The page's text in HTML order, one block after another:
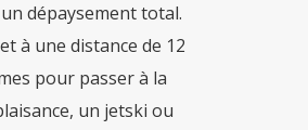
dépaysement total.
à une distance de 12
pour passer à la
un jetski ou